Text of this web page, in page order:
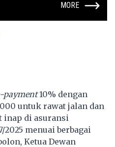
MORE
payment10% dengan
untuk rawat jalan dan
inap di asuransi
2025 menuai berbagai
Ketua Dewan